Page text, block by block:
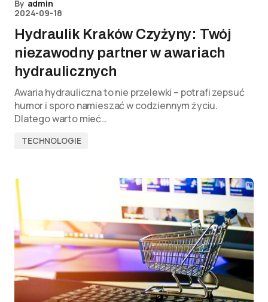
By admin
2024-09-18
Hydraulik Kraków Czyżyny: Twój
niezawodny partner w awariach
hydraulicznych
Awaria hydrauliczna to nie przelewki – potrafi zepsuć
humor i sporo namieszać w codziennym życiu.
Dlatego warto mieć…
TECHNOLOGIE